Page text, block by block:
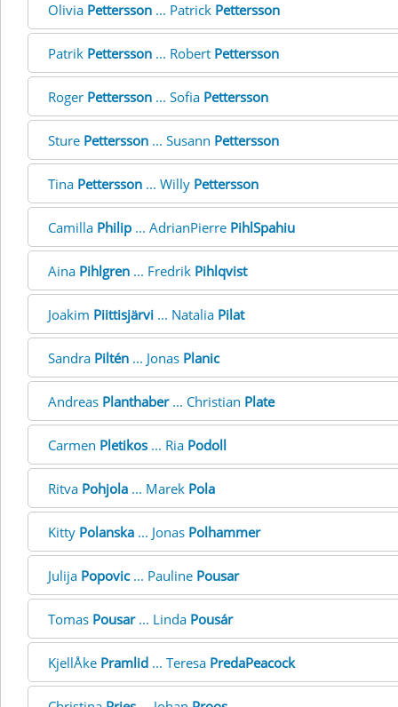
Olivia Pettersson ... Patrick Pettersson
Patrik Pettersson ... Robert Pettersson
Roger Pettersson ... Sofia Pettersson
Sture Pettersson ... Susann Pettersson
Tina Pettersson ... Willy Pettersson
Camilla Philip ... AdrianPierre PihlSpahiu
Aina Pihlgren ... Fredrik Pihlqvist
Joakim Piittisjärvi ... Natalia Pilat
Sandra Piltén ... Jonas Planic
Andreas Planthaber... Christian Plate
Carmen Pletikos ... Ria Podoll
Ritva Pohjola ... Marek Pola
Kitty Polanska ... Jonas Polhammer
Julija Popovic... Pauline Pousar
Tomas Pousar... Linda Pousár
KjellÅke Pramlid ... Teresa PredaPeacock